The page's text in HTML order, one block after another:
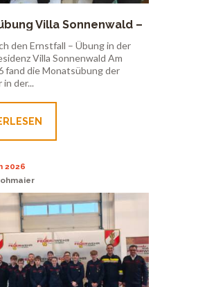
Villa Sonnenwald –
den Ernstfall – Übung in der
Villa Sonnenwald Am
fand die Monatsübung der
der...
2026